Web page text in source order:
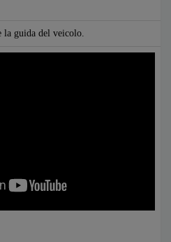
la guida del veicolo.